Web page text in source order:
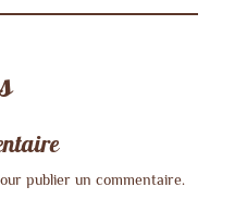
publier un commentaire.